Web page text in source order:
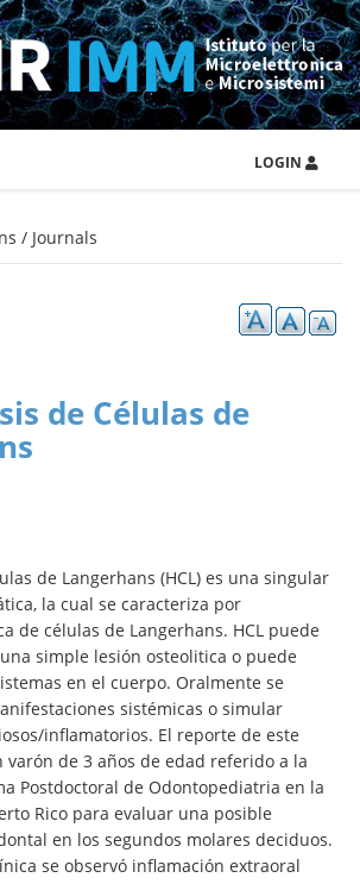
LOGIN
/ Journals
de Células de
de Langerhans (HCL) es una singular
la cual se caracteriza por
de células de Langerhans. HCL puede
simple lesión osteolitica o puede
en el cuerpo. Oralmente se
sistémicas o simular
inflamatorios. El reporte de este
varón de 3 años de edad referido a la
Postdoctoral de Odontopediatria en la
Rico para evaluar una posible
en los segundos molares deciduos.
se observó inflamación extraoral